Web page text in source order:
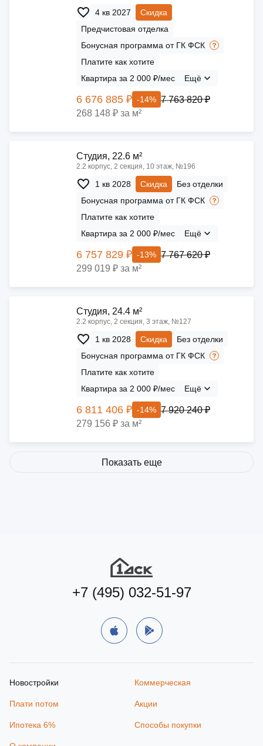
4 кв 2027
Скидка
Предчистовая отделка
Бонусная программа от ГК ФСК
Платите как хотите
Квартира за 2 000 ₽/мес
Ещё
6 676 885 ₽ -14% 7 763 820 ₽
268 148 ₽ за м²
Cтудия, 22.6 м²
2.2 корпус, 2 секция, 10 этаж, №196
1 кв 2028 Скидка
Без отделки
Бонусная программа от ГК ФСК
Платите как хотите
Квартира за 2 000 ₽/мес
Ещё
6 757 829 ₽ -13% 7 767 620 ₽
299 019 ₽ за м²
Cтудия, 24.4 м²
2.2 корпус, 2 секция, 3 этаж, №127
1 кв 2028 Скидка
Без отделки
Бонусная программа от ГК ФСК
Платите как хотите
Квартира за 2 000 ₽/мес
Ещё
6 811 406 ₽ -14% 7 920 240 ₽
279 156 ₽ за м²
Показать еще
+7 (495) 032-51-97
Новостройки Коммерческая
Плати потом Акции
Ипотека 6% Способы покупки